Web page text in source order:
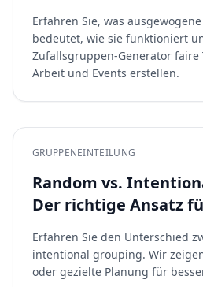
Erfahren Sie, was
bedeutet, wie sie funktioniert
Zufallsgruppen-Generator faire
Arbeit und Events erstellen.
GRUPPENEINTEILUNG
Random vs.
Der richtige Ansatz
Erfahren Sie den Unterschied
intentional grouping. Wir
oder gezielte Planung für